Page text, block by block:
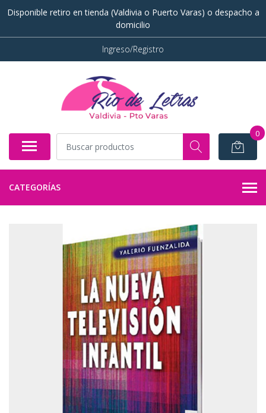
Disponible retiro en tienda (Valdivia o Puerto Varas) o despacho a
domicilio
Ingreso/Registro
0
CATEGORÍAS